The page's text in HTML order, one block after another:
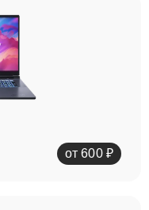
от 600 ₽